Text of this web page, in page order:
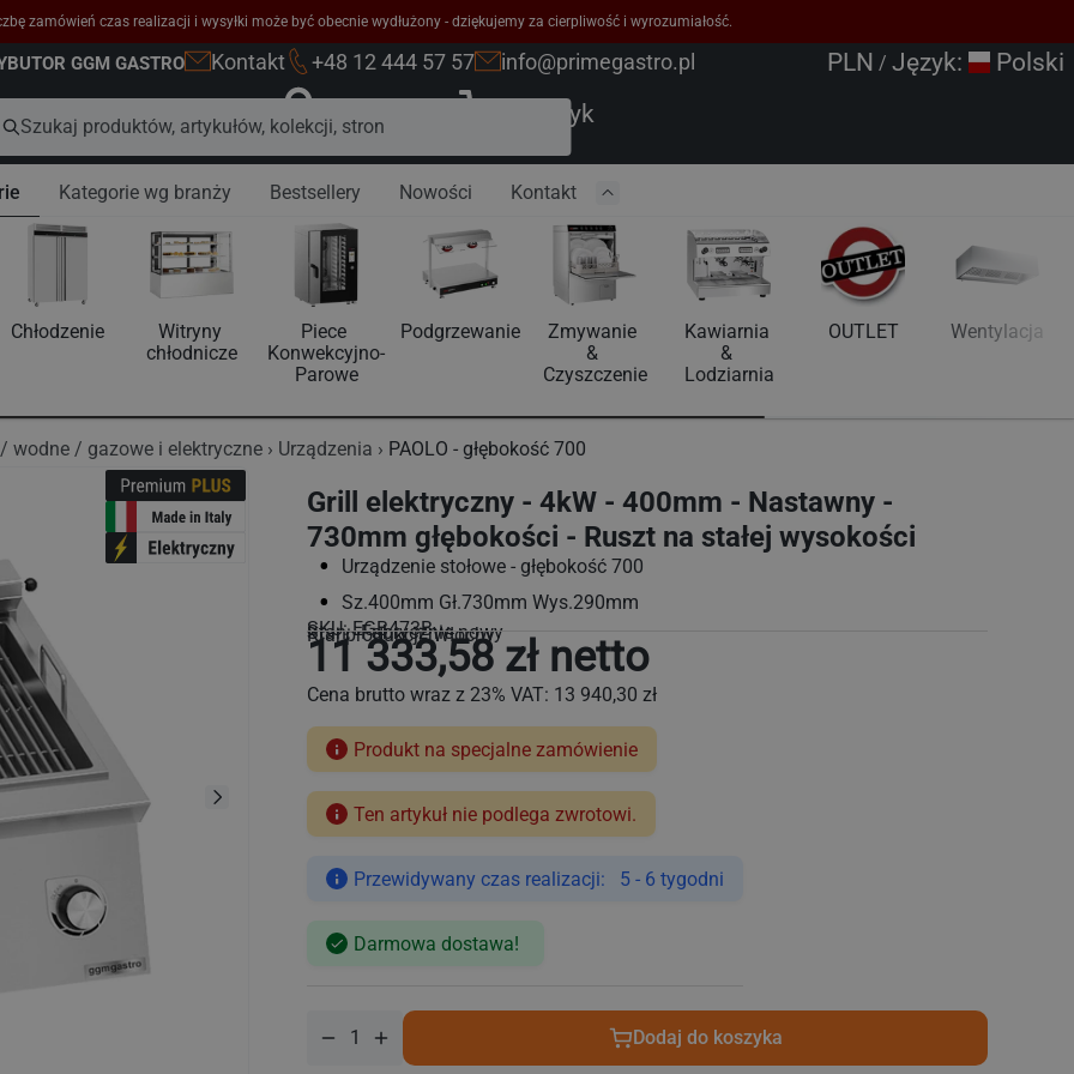
zamówień czas realizacji i wysyłki może być obecnie wydłużony - dziękujemy za cierpliwość i wyrozumiałość.
GGM GASTRO Kontakt +48 12 444 57 57 info@primegastro.pl PLN / Język:
Polski
Zaloguj się
Koszyk
Chłodzenie
Witryny
chłodnicze
Piece
Konwekcyjno-
Parowe
Podgrzewanie
Zmywanie
&
Czyszczenie
Kawiarnia
&
Lodziarnia
OUTLET Wentylacja
Kategorie wg branży Bestsellery Nowości Kontakt
wodne / gazowe i elektryczne Urządzenia PAOLO - głębokość 700
Grill elektryczny - 4kW - 400mm - Nastawny -
730mm głębokości - Ruszt na stałej wysokości
Urządzenie stołowe - głębokość 700
Sz.400mm Gł.730mm Wys.290mm
SKU:EGB473B
Stan: Fabrycznie nowy
Kraj produkcji: Włochy
Cena
regularna
11 333,58 zł netto
Cena brutto wraz z 23% VAT: 13 940,30 zł
Produkt na specjalne zamówienie
Ten artykuł nie podlega zwrotowi.
Przewidywany czas realizacji: 5 - 6 tygodni
Darmowa dostawa!
ZmniejszZwiększ
Dodaj do koszyka